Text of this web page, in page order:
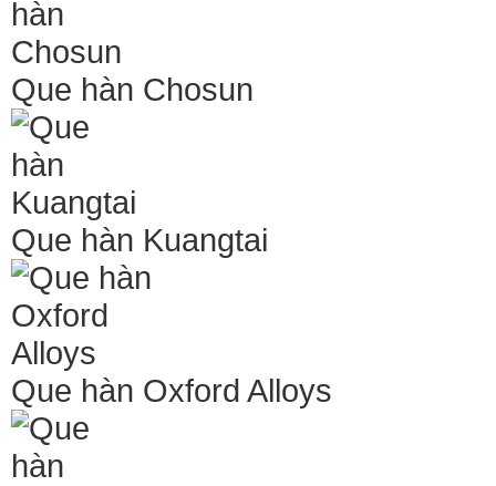
Que hàn Chosun
Que hàn Kuangtai
Que hàn Oxford Alloys